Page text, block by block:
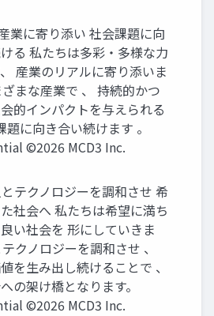
業に寄り添い 社会課題に向
る 私たちは多彩・多様な力
産業のリアルに寄り添いま
まな産業で 、 持続的かつ
的インパクトを与えられる
題に向き合い続けます 。
©2026 MCD3 Inc.
テクノロジーを調和させ 希
社会へ 私たちは希望に満ち
い社会を 形にしていきま
クノロジーを調和させ 、
を生み出し続けることで 、
の架け橋となります。
©2026 MCD3 Inc.